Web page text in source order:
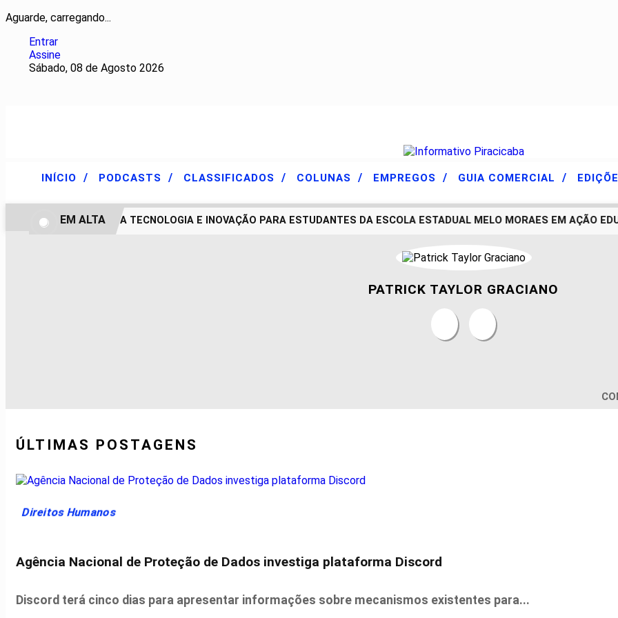
Aguarde, carregando...
Entrar
Assine
Sábado, 08 de Agosto 2026
INÍCIO / PODCASTS / CLASSIFICADOS / COLUNAS / EMPREGOS / GUIA COMERCIAL /
HYUNDAI LEVA TECNOLOGIA E INOVAÇÃO PARA ESTUDANTES DA ESCOLA ESTADUAL MELO MORAES EM AÇÃO
EM ALTA
PATRICK TAYLOR GRACIANO
ÚLTIMAS POSTAGENS
Direitos Humanos
Agência Nacional de Proteção de Dados investiga plataforma Discord
Discord terá cinco dias para apresentar informações sobre mecanismos existentes para...